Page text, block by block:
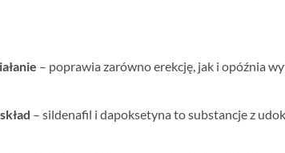
– poprawia zarówno erekcję, jak i opóźnia
– sildenafil i dapoksetyna to substancje z